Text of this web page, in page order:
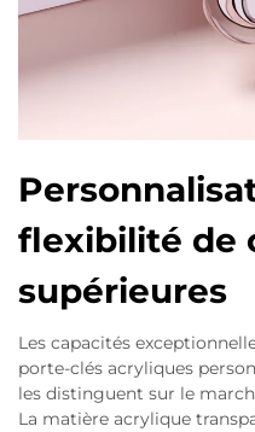
flexibilité de
supérieures
Les capacités
porte-clés acryliques
les distinguent sur le
La matière acrylique